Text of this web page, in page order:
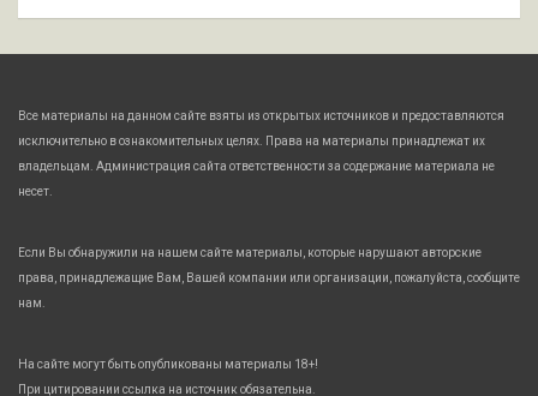
Все материалы на данном сайте взяты из открытых источников и предоставляются
исключительно в ознакомительных целях. Права на материалы принадлежат их
владельцам. Администрация сайта ответственности за содержание материала не
несет.
Если Вы обнаружили на нашем сайте материалы, которые нарушают авторские
права, принадлежащие Вам, Вашей компании или организации, пожалуйста, сообщите
нам.
На сайте могут быть опубликованы материалы 18+!
При цитировании ссылка на источник обязательна.